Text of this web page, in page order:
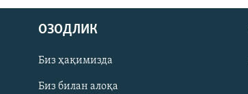
На русском
ИЖТИМОИЙ ТАРМОҚЛАР
ОЗОДЛИК
Биз ҳақимизда
Биз билан алоқа